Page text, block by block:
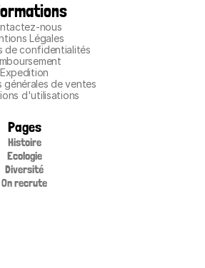
nous
Légales
de confidentialités
Expedition
générales de ventes
d'utilisations
Pages
Ecologie
Histoire
Diversité
On recrute